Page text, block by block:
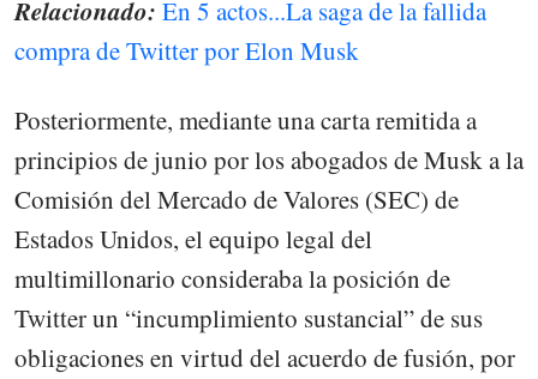
Relacionado: En 5 actos...La saga de la fallida
compra de Twitter por Elon Musk
Posteriormente, mediante una carta remitida a
principios de junio por los abogados de Musk a la
Comisión del Mercado de Valores (SEC) de
Estados Unidos, el equipo legal del
multimillonario consideraba la posición de
Twitter un “incumplimiento sustancial” de sus
obligaciones en virtud del acuerdo de fusión, por